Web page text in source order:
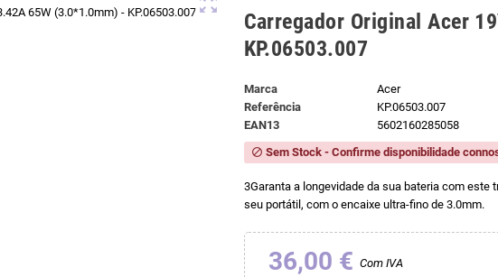
Carregador Original Acer
KP.06503.007
Marca
Acer
Referência
KP.06503.007
EAN13
5602160285058
block Sem Stock - Confirme disponibilidade
3Garanta a longevidade da sua bateria com este
seu portátil, com o encaixe ultra-fino de 3.0mm.
36,00 € Com IVA